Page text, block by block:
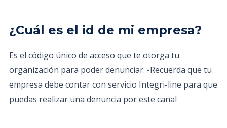
¿Cuál es el id de mi empresa?
Es el código único de acceso que te otorga tu
organización para poder denunciar. -Recuerda que tu
empresa debe contar con servicio Integri-line para que
puedas realizar una denuncia por este canal